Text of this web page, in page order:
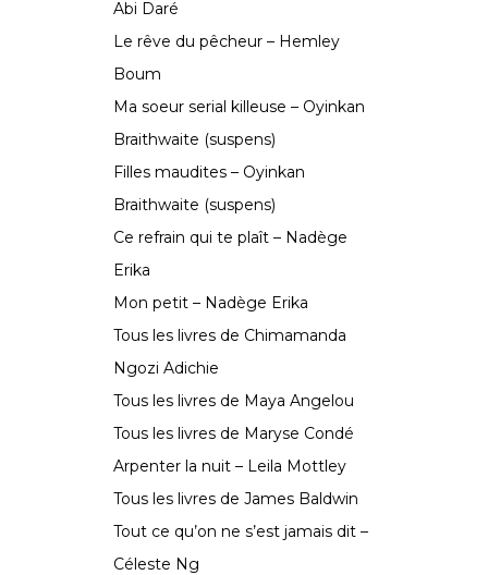
Abi Daré
Le rêve du pêcheur – Hemley
Boum
Ma soeur serial killeuse – Oyinkan
Braithwaite (suspens)
Filles maudites – Oyinkan
Braithwaite (suspens)
Ce refrain qui te plaît – Nadège
Erika
Mon petit – Nadège Erika
Tous les livres de Chimamanda
Ngozi Adichie
Tous les livres de Maya Angelou
Tous les livres de Maryse Condé
Arpenter la nuit – Leila Mottley
Tous les livres de James Baldwin
Tout ce qu’on ne s’est jamais dit –
Céleste Ng